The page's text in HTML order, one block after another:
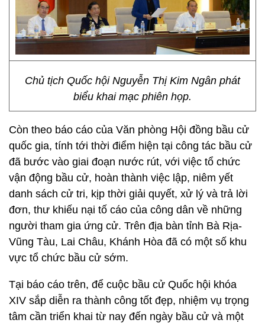
Chủ tịch Quốc hội Nguyễn Thị Kim Ngân phát
biểu khai mạc phiên họp.
Còn theo báo cáo của Văn phòng Hội đồng bầu cử
quốc gia, tính tới thời điểm hiện tại công tác bầu cử
đã bước vào giai đoạn nước rút, với việc tổ chức
vận động bầu cử, hoàn thành việc lập, niêm yết
danh sách cử tri, kịp thời giải quyết, xử lý và trả lời
đơn, thư khiếu nại tố cáo của công dân về những
người tham gia ứng cử. Trên địa bàn tỉnh Bà Rịa-
Vũng Tàu, Lai Châu, Khánh Hòa đã có một số khu
vực tổ chức bầu cử sớm.
Tại báo cáo trên, để cuộc bầu cử Quốc hội khóa
XIV sắp diễn ra thành công tốt đẹp, nhiệm vụ trọng
tâm cần triển khai từ nay đến ngày bầu cử và một